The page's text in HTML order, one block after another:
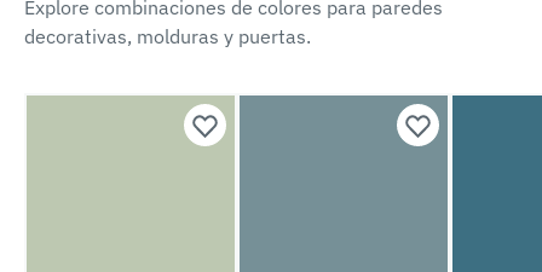
Explore combinaciones de colores para paredes
decorativas, molduras y puertas.